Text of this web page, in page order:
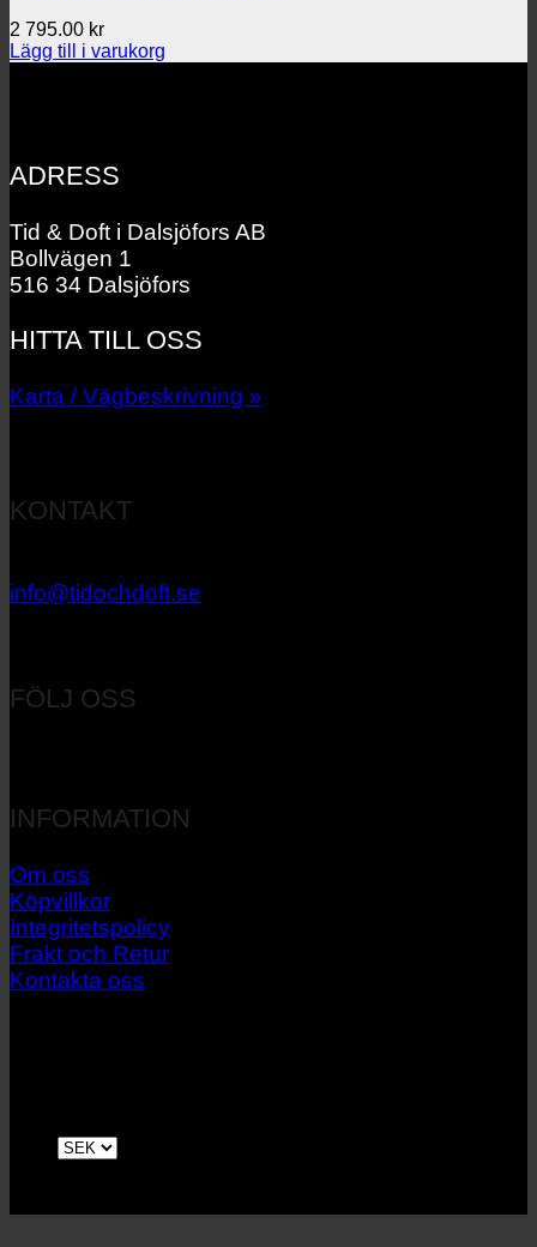
2 795.00 kr
Lägg till i varukorg
ADRESS
Tid & Doft i Dalsjöfors AB
Bollvägen 1
516 34 Dalsjöfors
HITTA TILL OSS
Karta / Vägbeskrivning »
KONTAKT
info@tidochdoft.se
FÖLJ OSS
INFORMATION
Om oss
Köpvillkor
Integritetspolicy
Frakt och Retur
Kontakta oss